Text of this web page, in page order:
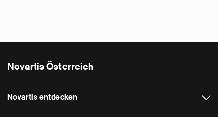
Novartis Österreich
Novartis entdecken